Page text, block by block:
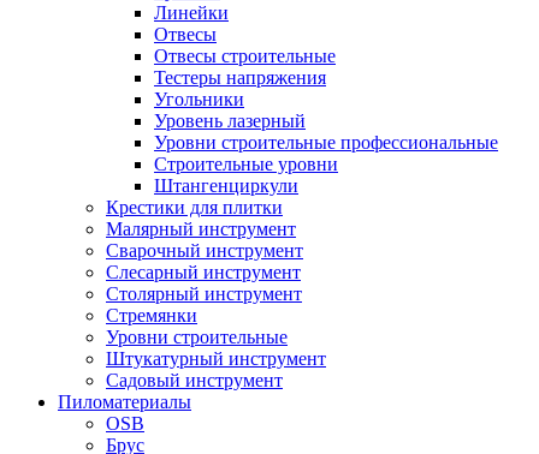
Линейки
Отвесы
Отвесы строительные
Тестеры напряжения
Угольники
Уровень лазерный
Уровни строительные профессиональные
Строительные уровни
Штангенциркули
Крестики для плитки
Малярный инструмент
Сварочный инструмент
Слесарный инструмент
Столярный инструмент
Стремянки
Уровни строительные
Штукатурный инструмент
Садовый инструмент
Пиломатериалы
OSB
Брус